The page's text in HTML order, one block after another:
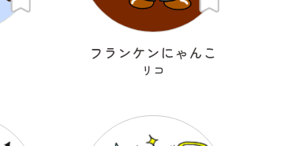
フランケンにゃんこ
リコ